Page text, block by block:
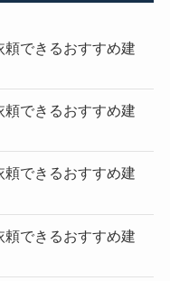
できるおすすめ建
できるおすすめ建
できるおすすめ建
できるおすすめ建